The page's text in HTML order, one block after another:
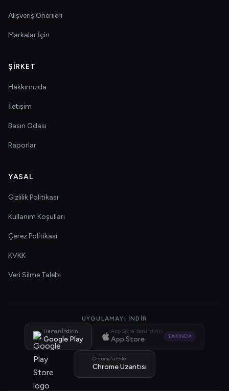
Alışveriş Önerileri
Markalar İçin
ŞIRKET
Hakkımızda
İletişim
Basın Odası
Raporlar
YASAL
Gizlilik Politikası
Kullanım Koşulları
Çerez Politikası
KVKK
Veri Silme Talebi
UYGULAMAYI İNDIR
Hemen İndirin
Google Play
App Store'dan İndirin
App Store YAKINDA
Chrome'a Ekle
Chrome Uzantısı